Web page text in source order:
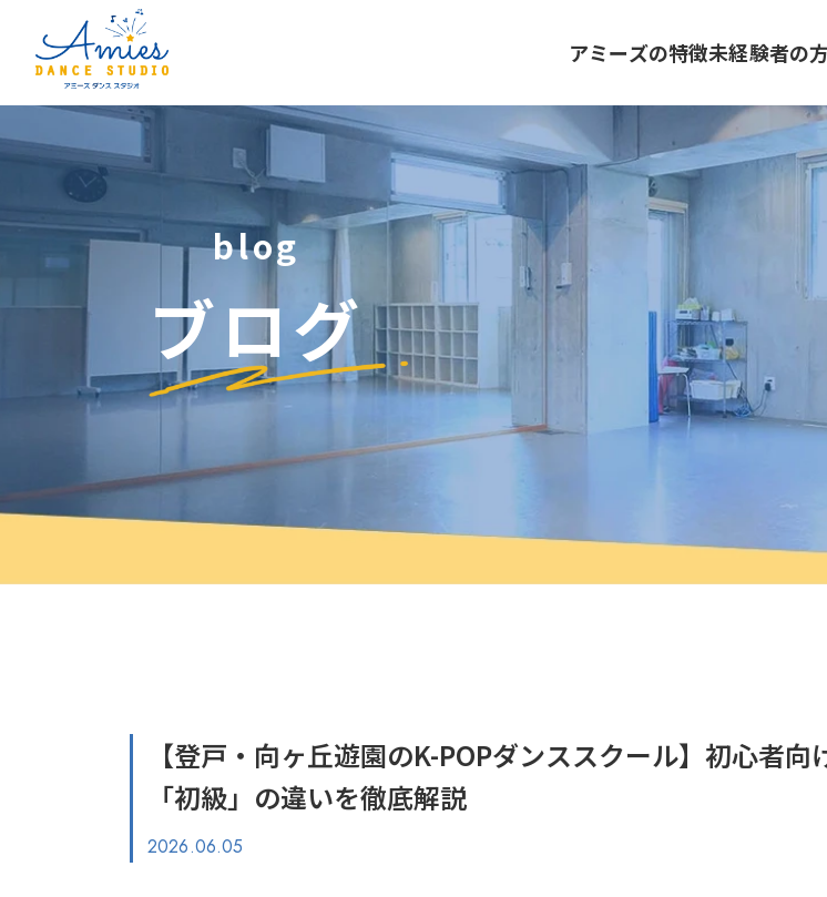
アミーズの特徴未経験者の
blog
ブログ
【登戸・向ヶ丘遊園のK-POPダンススクール】初心者向
「初級」の違いを徹底解説
2026.06.05